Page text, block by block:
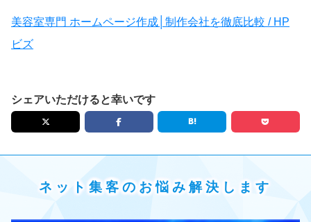
美容室専門 ホームページ作成│制作会社を徹底比較 / HP
ビズ
シェアいただけると幸いです
ネット集客のお悩み解決します